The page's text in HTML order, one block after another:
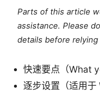
Parts of this article
assistance. Please
details before relying
快速要点（What
逐步设置（适用于